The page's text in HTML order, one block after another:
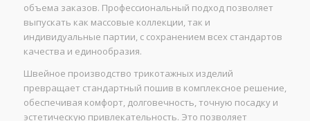
объема заказов. Профессиональный подход позволяет
выпускать как массовые коллекции, так и
индивидуальные партии, с сохранением всех стандартов
качества и единообразия.
Швейное производство трикотажных изделий
превращает стандартный пошив в комплексное решение,
обеспечивая комфорт, долговечность, точную посадку и
эстетическую привлекательность. Это позволяет